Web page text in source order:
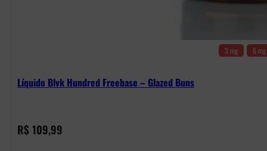
3 mg 6 mg
Líquido Blvk Hundred Freebase – Glazed Buns
R$ 109,99